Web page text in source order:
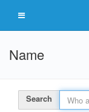
Name
Search